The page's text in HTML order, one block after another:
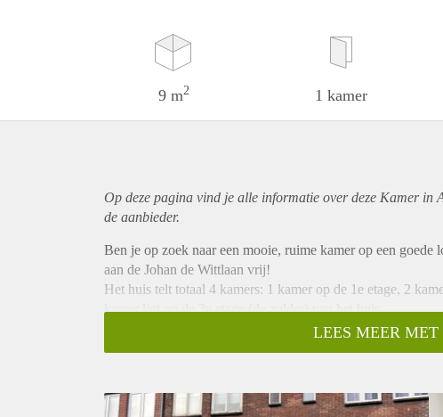
9 m2 1 kamer
Op deze pagina vind je alle informatie over deze Kamer in
de aanbieder.
Ben je op zoek naar een mooie, ruime kamer op een
aan de Johan de Wittlaan vrij!
Het huis telt totaal 4 kamers: 1 kamer op de 1e etage, 2
kamer ligt op de 3e etage (de zolder) van het huis.
- Huurprijs: €500,- inclusief g/w/e en overige servicekosten
- Garantsteller verplicht!
LEES MEER